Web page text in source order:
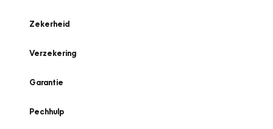
Zekerheid
Verzekering
Garantie
Pechhulp